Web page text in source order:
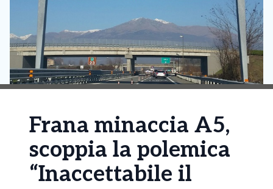
Frana minaccia A5,
scoppia la polemica
“Inaccettabile il